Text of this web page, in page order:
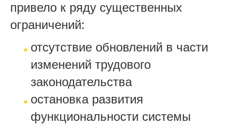
привело к ряду существенных
ограничений:
отсутствие обновлений в части
изменений трудового
законодательства
остановка развития
функциональности системы